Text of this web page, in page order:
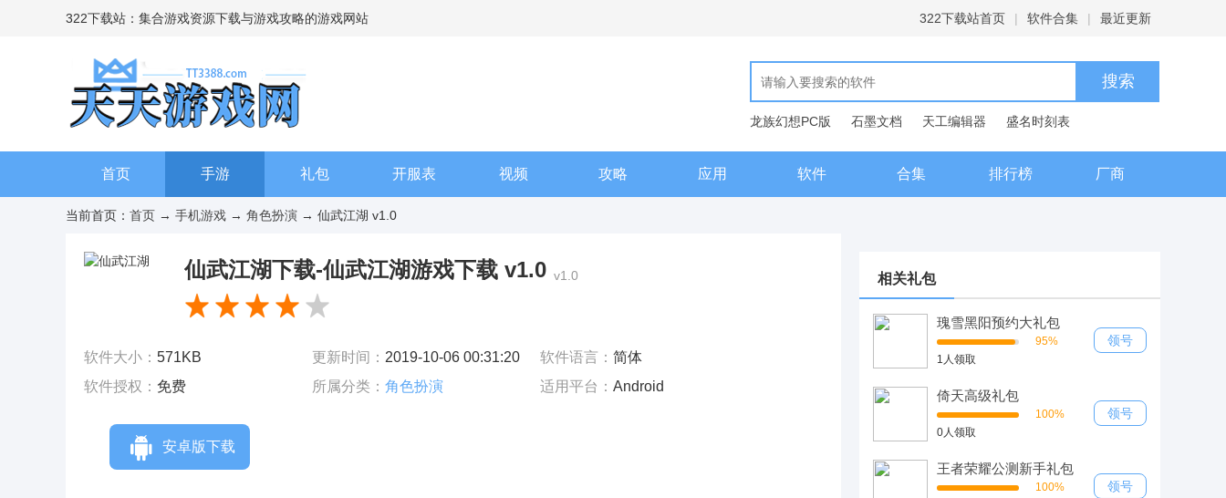
322下载站：集合游戏资源下载与游戏攻略的游戏网站 322下载站首页 | 软件合集 | 最近更新
龙族幻想PC版 石墨文档 天工编辑器
盛名时刻表
现代汉语词典
首页 手游 礼包 开服表 视频 攻略 应用 软件 合集 排行榜 厂商
当前首页： 首页 → 手机游戏 → 角色扮演 → 仙武江湖 v1.0
仙武江湖下载-仙武江湖游戏下载 v1.0 v1.0
软件大小： 571KB 更新时间： 2019-10-06 00:31:20 软件语言： 简体
软件授权： 免费 所属分类： 角色扮演 适用平台： Android
安卓版下载
相关礼包
瑰雪黑阳预约大礼包
95%
1人领取
领号
倚天高级礼包
100%
0人领取
领号
王者荣耀公测新手礼包
100%
领号